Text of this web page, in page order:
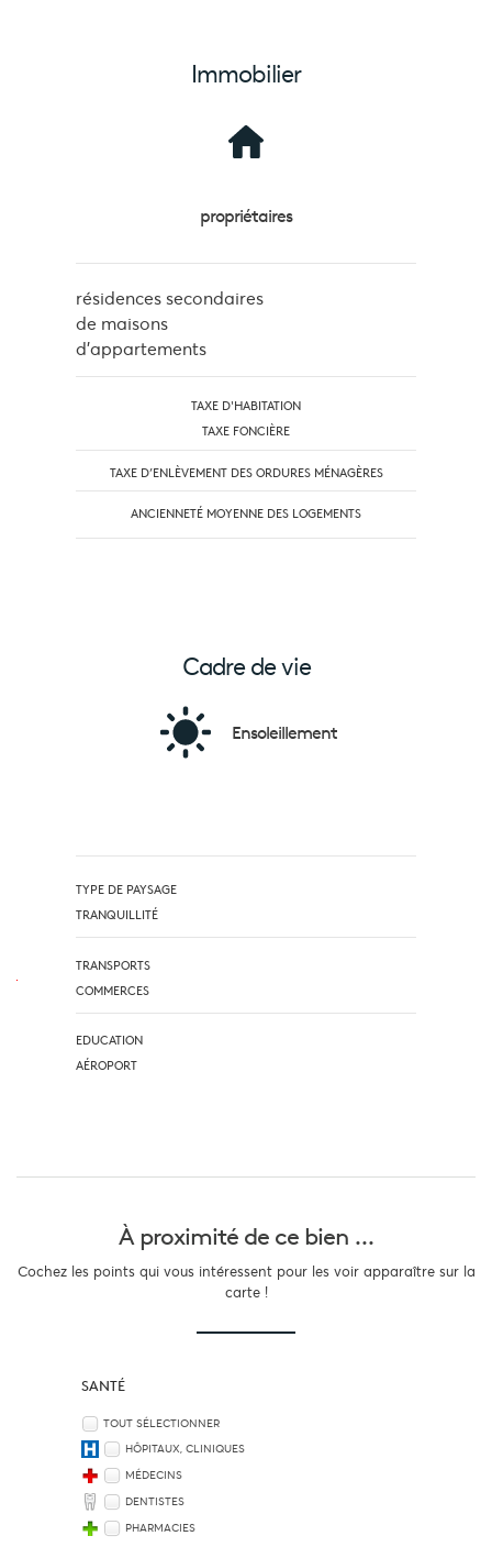
Immobilier
propriétaires
résidences secondaires
de maisons
d'appartements
TAXE D'HABITATION
TAXE FONCIÈRE
TAXE D’ENLÈVEMENT DES ORDURES MÉNAGÈRES
ANCIENNETÉ MOYENNE DES LOGEMENTS
Cadre de vie
Ensoleillement
TYPE DE PAYSAGE
TRANQUILLITÉ
TRANSPORTS
COMMERCES
EDUCATION
AÉROPORT
À proximité de ce bien ...
Cochez les points qui vous intéressent pour les voir apparaître sur la
carte !
SANTÉ
TOUT SÉLECTIONNER
HÔPITAUX, CLINIQUES
MÉDECINS
DENTISTES
PHARMACIES